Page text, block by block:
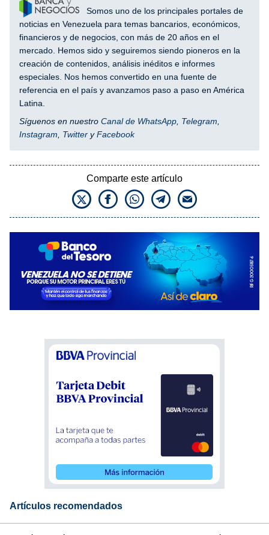
Somos uno de los principales portales de
noticias en Venezuela para temas bancarios, económicos,
financieros y de negocios, con más de 20 años en el
mercado. Hemos sido y seguiremos siendo pioneros en la
creación de contenidos, análisis inéditos e informes
especiales. Nos hemos convertido en una fuente de
referencia en el país y avanzamos paso a paso en América
Latina.
Síguenos en nuestro Canal de WhatsApp Telegram
Instagram
Twitter yFacebook
Comparte este artículo
Artículos recomendados